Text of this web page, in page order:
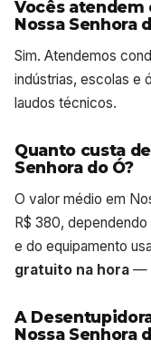
Vocês atendem
Nossa Senhora
Sim. Atendemos
indústrias, escolas e
laudos técnicos.
Quanto custa
Senhora do Ó?
O valor médio em
R$ 380,
e do equipamento
gratuito na hora —
A
Nossa Senhora